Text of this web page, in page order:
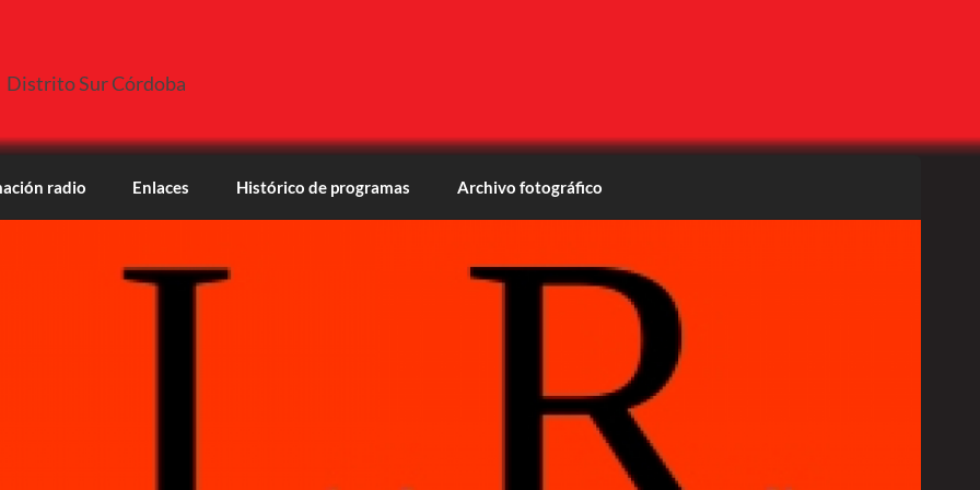
Distrito Sur Córdoba
radio Enlaces Histórico de programas Archivo fotográfico